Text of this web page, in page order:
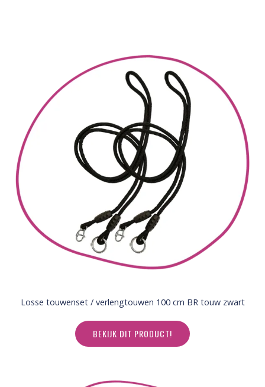
Losse touwenset / verlengtouwen 100 cm BR touw zwart
BEKIJK DIT PRODUCT!